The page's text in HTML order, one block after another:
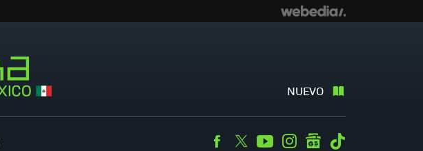
NUEVO
Facebook
TwitterYoutubeInstagramgooglenews